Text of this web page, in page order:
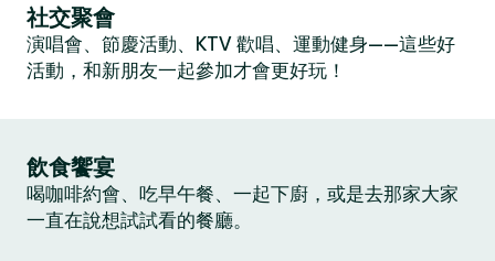
社交聚會
演唱會、節慶活動、KTV 歡唱、運動健身——這些好
活動，和新朋友一起參加才會更好玩！
飲食饗宴
喝咖啡約會、吃早午餐、一起下廚，或是去那家大家
一直在說想試試看的餐廳。